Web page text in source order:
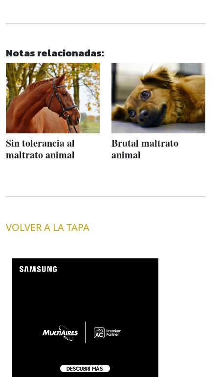
Notas relacionadas:
Sin tolerancia al
maltrato animal
Brutal maltrato
animal
VOLVER A LA TAPA